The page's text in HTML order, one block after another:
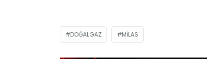
DOĞALGAZ MILAS